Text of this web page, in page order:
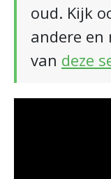
oud. Kijk
andere en
van deze